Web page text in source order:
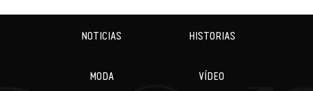
NOTICIAS HISTORIAS
MODA VÍDEO